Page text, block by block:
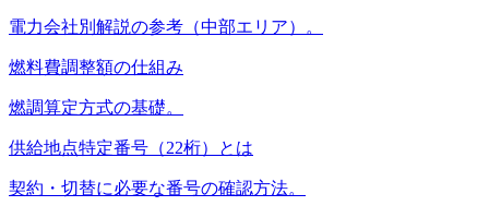
電力会社別解説の参考（中部エリア）。
燃料費調整額の仕組み
燃調算定方式の基礎。
供給地点特定番号（22桁）とは
契約・切替に必要な番号の確認方法。